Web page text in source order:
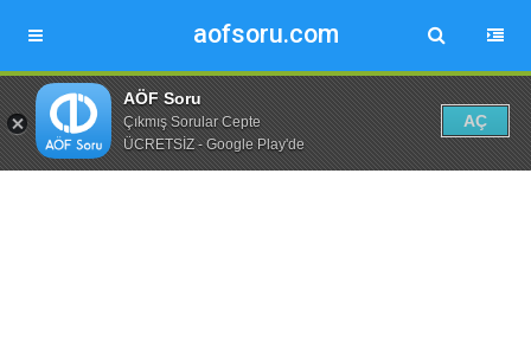
aofsoru.com
AÖF Soru
Çıkmış Sorular Cepte
ÜCRETSİZ - Google Play'de
AÇ